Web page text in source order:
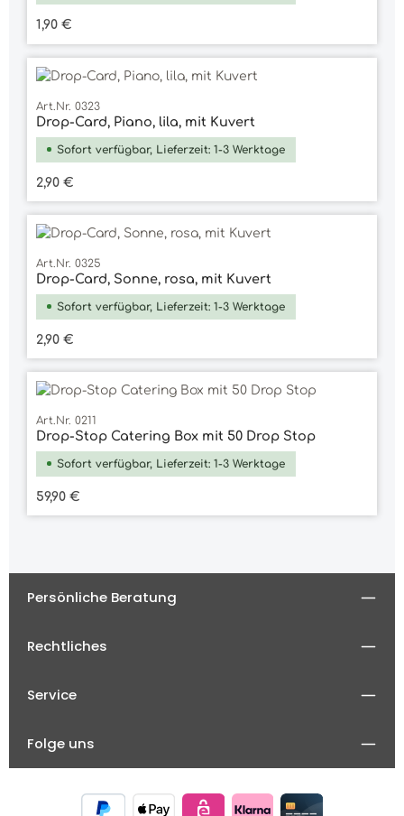
Regulärer Preis:
1,90 €
Art.Nr. 0323
Drop-Card, Piano, lila, mit Kuvert
Sofort verfügbar, Lieferzeit: 1-3 Werktage
Regulärer Preis:
2,90 €
Art.Nr. 0325
Drop-Card, Sonne, rosa, mit Kuvert
Sofort verfügbar, Lieferzeit: 1-3 Werktage
Regulärer Preis:
2,90 €
Art.Nr. 0211
Drop-Stop Catering Box mit 50 Drop Stop
Sofort verfügbar, Lieferzeit: 1-3 Werktage
Regulärer Preis:
59,90 €
Persönliche Beratung
Rechtliches
Service
Folge uns